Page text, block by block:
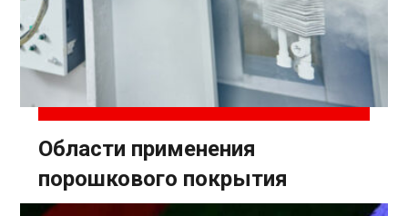
Области применения
порошкового покрытия